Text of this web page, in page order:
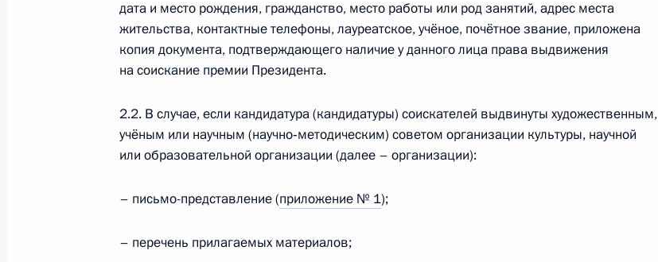
Владимир Мединский принял участие в работе форума «История
для будущего. Новый взгляд»
5 октября 2020 года, 19:00
Открытие памятника Александру Суворову
26 сентября 2020 года, 18:00
кинофестиваля «Кинотавр»
дата и место рождения, гражданство, место работы или род занятий, адрес места
жительства, контактные телефоны, лауреатское, учёное, почётное звание, приложена
копия документа, подтверждающего наличие у данного лица права выдвижения
на соискание премии Президента.
2.2. В случае, если кандидатура (кандидатуры) соискателей выдвинуты художественным,
учёным или научным (научно‑методическим) советом организации культуры, научной
или образовательной организации (далее – организации):
– письмо-представление (приложение № 1);
– перечень прилагаемых материалов;